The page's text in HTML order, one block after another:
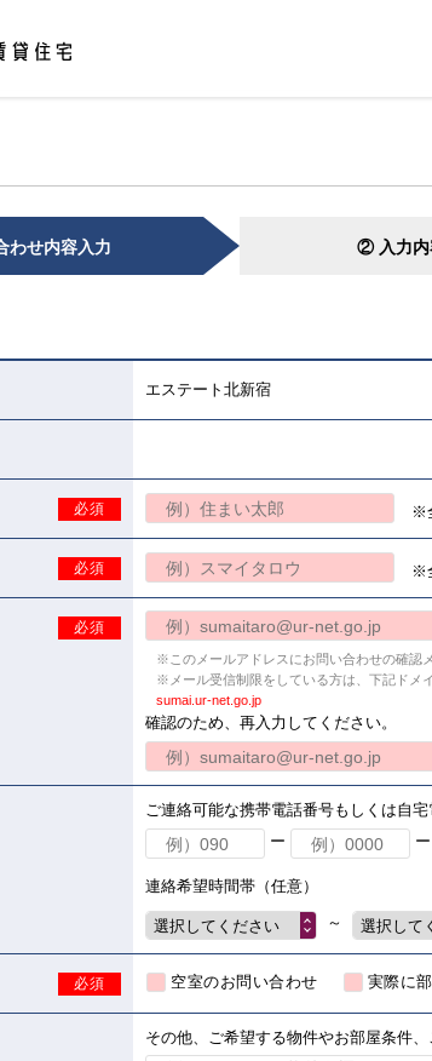
わせ内容入力 ② 入力内
エステート北新宿
必須 ※
必須 ※
必須
※このメールアドレスにお問い合わせの確認
※メール受信制限をしている方は、下記ドメ
sumai.ur-net.go.jp
確認のため、再入力してください。
ご連絡可能な携帯電話番号もしくは自宅
ー
ー
連絡希望時間帯（任意）
選択してください ～ 選択して
必須 空室のお問い合わせ 実際に
その他、ご希望する物件やお部屋条件、